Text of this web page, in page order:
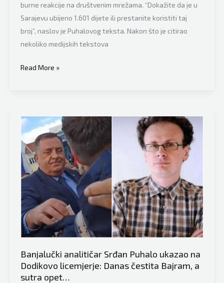
burne reakcije na društvenim mrežama. “Dokažite da je u
Sarajevu ubijeno 1.601 dijete ili prestanite koristiti taj
broj”, naslov je Puhalovog teksta. Nakon što je citirao
nekoliko medijskih tekstova
Banjalučki
Srđan
zgrozio
javnost:
“Dokažite
da
je
Sarajevu
ubijeno
1.601
dijete”
uslijedile
burne
Read More »
Banjalučki analitičar Srđan Puhalo ukazao na
Dodikovo licemjerje: Danas čestita Bajram, a
sutra opet…